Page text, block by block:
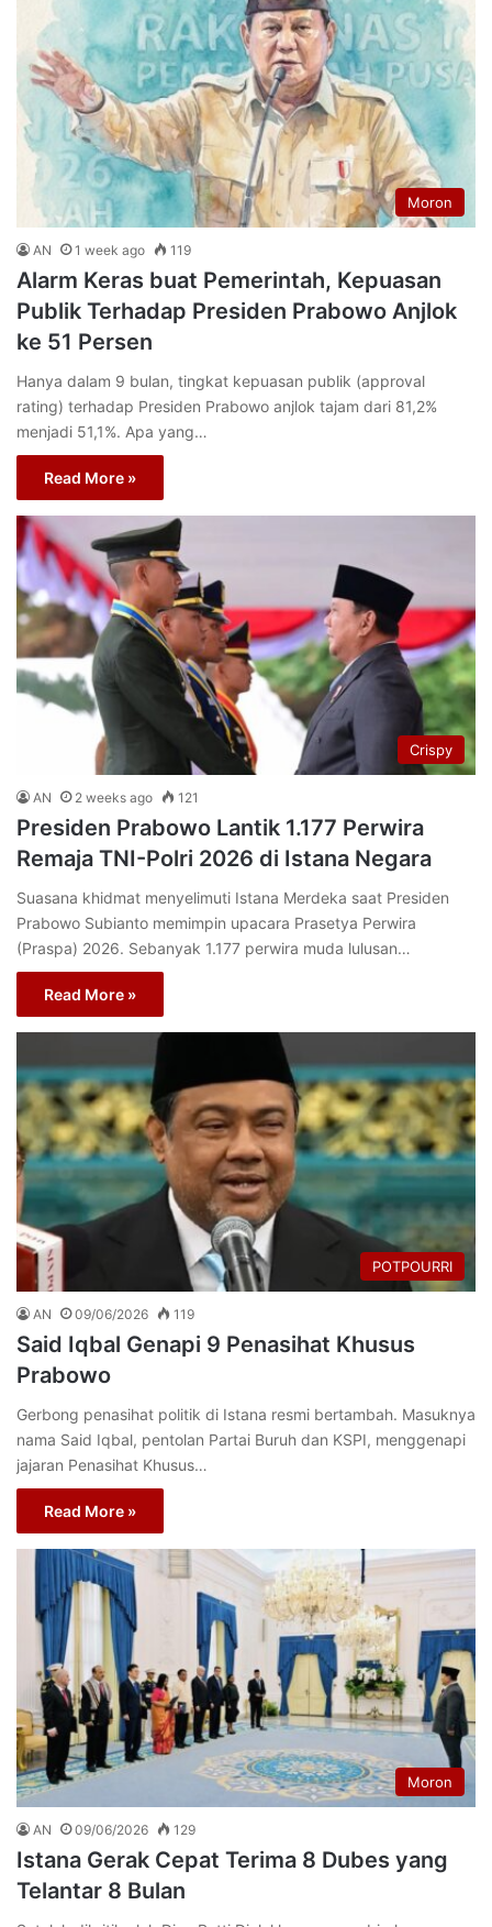
Moron
AN 1 week ago 119
Alarm Keras buat Pemerintah, Kepuasan
Publik Terhadap Presiden Prabowo Anjlok
ke 51 Persen
Hanya dalam 9 bulan, tingkat kepuasan publik (approval
rating) terhadap Presiden Prabowo anjlok tajam dari 81,2%
menjadi 51,1%. Apa yang…
Read More »
Crispy
AN 2 weeks ago 121
Presiden Prabowo Lantik 1.177 Perwira
Remaja TNI-Polri 2026 di Istana Negara
Suasana khidmat menyelimuti Istana Merdeka saat Presiden
Prabowo Subianto memimpin upacara Prasetya Perwira
(Praspa) 2026. Sebanyak 1.177 perwira muda lulusan…
Read More »
POTPOURRI
AN 09/06/2026 119
Said Iqbal Genapi 9 Penasihat Khusus
Prabowo
Gerbong penasihat politik di Istana resmi bertambah. Masuknya
nama Said Iqbal, pentolan Partai Buruh dan KSPI, menggenapi
jajaran Penasihat Khusus…
Read More »
Moron
AN 09/06/2026 129
Istana Gerak Cepat Terima 8 Dubes yang
Telantar 8 Bulan